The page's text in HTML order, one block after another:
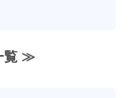
覧 ≫